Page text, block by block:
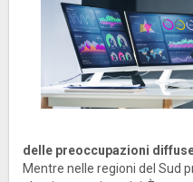
delle preoccupazioni
Mentre nelle regioni del Sud